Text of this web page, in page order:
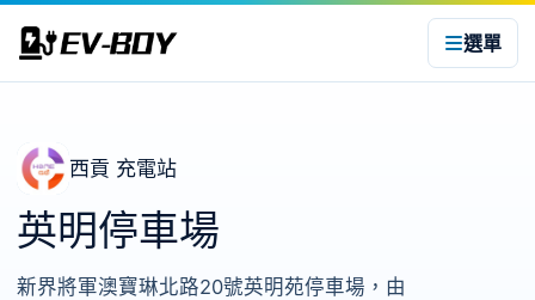
選單
西貢 充電站
英明停車場
新界將軍澳寶琳北路20號英明苑停車場，由